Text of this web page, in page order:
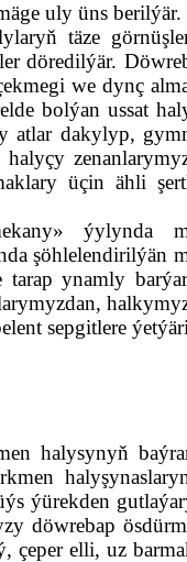
uly üns berilýär.
täze
döredilýär.
we dynç
bolýan ussat
atlar dakylyp,
üçin ähli
ýylynda
şöhlelendirilýän
ynamly
sepgitlere
halysynyň
ýürekden
döwrebap
çeper elli, uz